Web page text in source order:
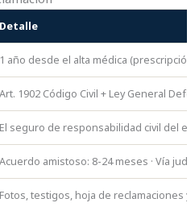
Detalle
1 año desde el alta médica (prescripción,
Art. 1902 Código Civil + Ley General
El seguro de responsabilidad civil del
Acuerdo amistoso: 8-24 meses · Vía
Fotos, testigos, hoja de reclamaciones